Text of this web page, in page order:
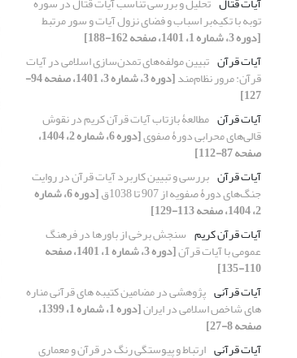
توبه با تکیه‌بر اسباب و فضای نزول آیات و سور مرتبط
[دوره 3، شماره 1، 1401، صفحه 162-188]
آیات قرآن تبیین مولفه‌های تمدن‌سازی اسلامی در آیات
قرآن: مرور نظام‌مند [دوره 3، شماره 3، 1401، صفحه 94-
127]
آیات قرآن مطالعۀ بازتاب آیات قرآن کریم در نقوش
قالی‌های محرابی دورۀ صفوی [دوره 6، شماره 2، 1404،
صفحه 87-112]
آیات قرآن بررسی و تبیین کاربرد آیات قرآن در روایت
جنگ‌های دورۀ صفویه از 907 تا 1038ق [دوره 6، شماره
2، 1404، صفحه 113-129]
آیات قرآن کریم سنجش برخی از باورها در فرهنگ
عمومی با آیات قرآن [دوره 3، شماره 1، 1401، صفحه
110-135]
آیات قرآنی پژوهشی در مضامین کتیبه های قرآنی مناره
های شاخص اسلامی در ایران [دوره 1، شماره 1، 1399،
صفحه 8-27]
آیات قرآنی ارتباط و پیوستگی رنگ در قرآن و معماری